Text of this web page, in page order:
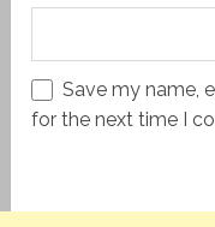
Save my name,
for the next time I